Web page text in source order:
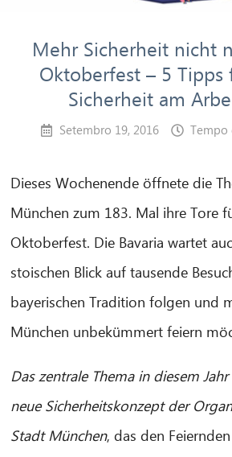
Mehr Sicherheit nicht
Oktoberfest – 5 Tipps
Sicherheit am
Setembro 19, 2016 Tempo
Dieses Wochenende öffnete die
München zum 183. Mal ihre Tore
Oktoberfest. Die Bavaria wartet
stoischen Blick auf tausende
bayerischen Tradition folgen und
München unbekümmert feiern
Das zentrale Thema in diesem
neue Sicherheitskonzept der
Stadt München, das den